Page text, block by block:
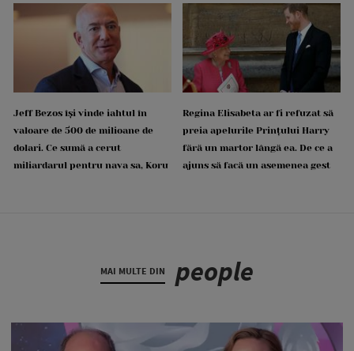
Jeff Bezos își vinde iahtul în
valoare de 500 de milioane de
dolari. Ce sumă a cerut
miliardarul pentru nava sa, Koru
Regina Elisabeta ar fi refuzat să
preia apelurile Prințului Harry
fără un martor lângă ea. De ce a
ajuns să facă un asemenea gest
MAI MULTE DIN people